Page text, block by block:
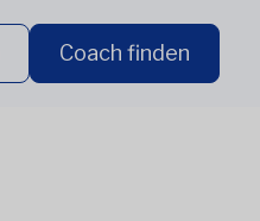
Coach finden